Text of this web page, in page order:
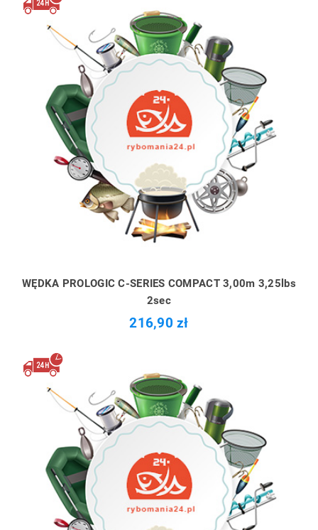
WĘDKA PROLOGIC C-SERIES COMPACT 3,00m 3,25lbs
2sec
216,90 zł